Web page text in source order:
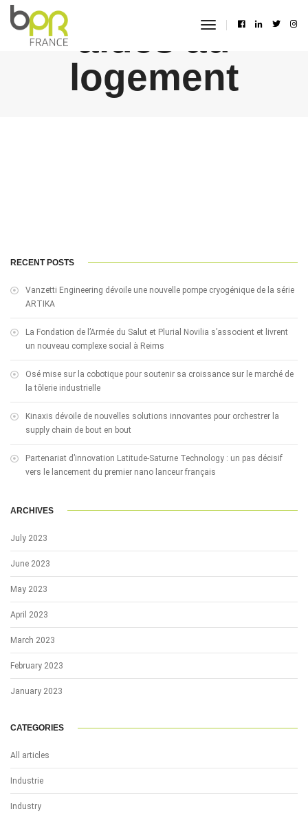
toggle
aides au
logement
RECENT POSTS
Vanzetti Engineering dévoile une nouvelle pompe cryogénique de la série
ARTIKA
La Fondation de l’Armée du Salut et Plurial Novilia s’associent et livrent
un nouveau complexe social à Reims
Osé mise sur la cobotique pour soutenir sa croissance sur le marché de
la tôlerie industrielle
Kinaxis dévoile de nouvelles solutions innovantes pour orchestrer la
supply chain de bout en bout
Partenariat d’innovation Latitude-Saturne Technology : un pas décisif
vers le lancement du premier nano lanceur français
ARCHIVES
July 2023
June 2023
May 2023
April 2023
March 2023
February 2023
January 2023
CATEGORIES
All articles
Industrie
Industry